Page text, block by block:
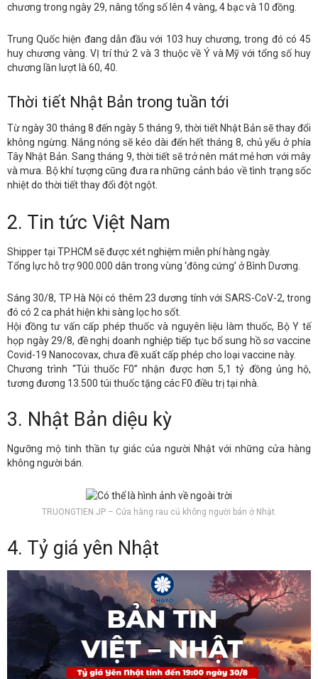
chương trong ngày 29, nâng tổng số lên 4 vàng, 4 bạc và 10 đồng.
Trung Quốc hiện đang dẫn đầu với 103 huy chương, trong đó có 45
huy chương vàng. VỊ trí thứ 2 và 3 thuộc về Ý và Mỹ với tổng số huy
chương lần lượt là 60, 40.
Thời tiết Nhật Bản trong tuần tới
Từ ngày 30 tháng 8 đến ngày 5 tháng 9, thời tiết Nhật Bản sẽ thay đổi
không ngừng. Nắng nóng sẽ kéo dài đến hết tháng 8, chủ yếu ở phía
Tây Nhật Bản. Sang tháng 9, thời tiết sẽ trở nên mát mẻ hơn với mây
và mưa. Bộ khí tượng cũng đưa ra những cảnh báo về tình trạng sốc
nhiệt do thời tiết thay đổi đột ngột.
2. Tin tức Việt Nam
Shipper tại TP.HCM sẽ được xét nghiệm miễn phí hàng ngày.
Tổng lực hỗ trợ 900.000 dân trong vùng ‘đông cứng’ ở Bình Dương.
Sáng 30/8, TP Hà Nội có thêm 23 dương tính với SARS-CoV-2, trong
đó có 2 ca phát hiện khi sàng lọc ho sốt.
Hội đồng tư vấn cấp phép thuốc và nguyên liệu làm thuốc, Bộ Y tế
họp ngày 29/8, đề nghị doanh nghiệp tiếp tục bổ sung hồ sơ vaccine
Covid-19 Nanocovax, chưa đề xuất cấp phép cho loại vaccine này.
Chương trình “Túi thuốc F0” nhận được hơn 5,1 tỷ đồng ủng hộ,
tương đương 13.500 túi thuốc tặng các F0 điều trị tại nhà.
3. Nhật Bản diệu kỳ
Ngưỡng mộ tinh thần tự giác của người Nhật với những cửa hàng
không người bán.
TRUONGTIEN.JP – Cửa hàng rau củ không người bán ở Nhật.
4. Tỷ giá yên Nhật